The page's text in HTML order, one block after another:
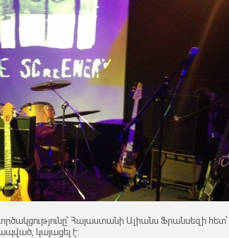
Հայաստանի Ալիանս Ֆրանսեզի հետ՝
կայացել է: